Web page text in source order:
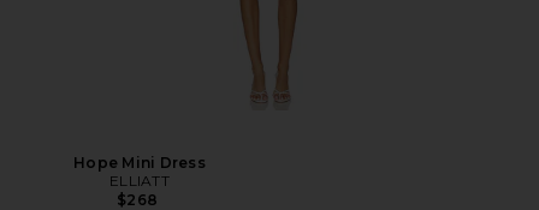
Hope Mini Dress
ELLIATT
$268